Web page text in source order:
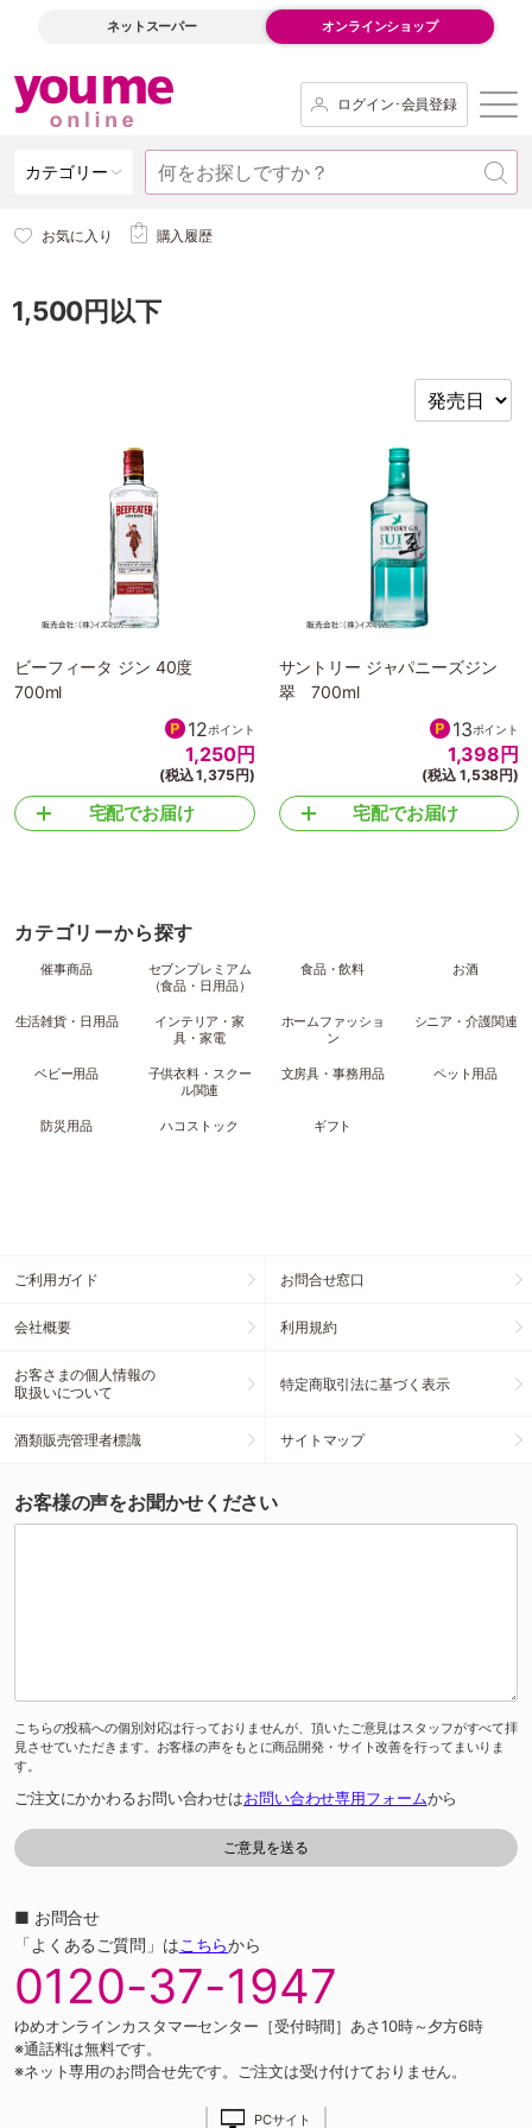
ネットスーパー オンラインショップ
ログイン･会員登録
カテゴリー
お気に入り 購入履歴
1,500円以下
ビーフィータ ジン 40度
700ml
12ポイント
1,250円
(税込 1,375円)
宅配でお届け
サントリー ジャパニーズジン
翠 700ml
13ポイント
1,398 円
(税込 1,538円)
宅配でお届け
カテゴリーから探す
催事商品
セブンプレミアム
（食品・日用品）
食品・飲料 お酒
生活雑貨・日用品
インテリア・家
具・家電
ホームファッショ
ン
シニア・介護関連
ベビー用品
子供衣料・スクー
ル関連
文房具・事務用品 ペット用品
防災用品 ハコストック ギフト
ご利用ガイド お問合せ窓口
会社概要 利用規約
お客さまの個人情報の
取扱いについて
特定商取引法に基づく表示
酒類販売管理者標識 サイトマップ
お客様の声をお聞かせください
こちらの投稿への個別対応は行っておりませんが、頂いたご意見はスタッフがすべて拝
見させていただきます。お客様の声をもとに商品開発・サイト改善を行ってまいりま
す。
ご注文にかかわるお問い合わせはお問い合わせ専用フォームから
■ お問合せ
「よくあるご質問」はこちらから
0120-37-1947
ゆめオンラインカスタマーセンター［受付時間］あさ10時～夕方6時
※通話料は無料です。
※ネット専用のお問合せ先です。ご注文は受け付けておりません。
PCサイト